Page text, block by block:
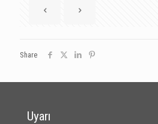
Share
Uyarı